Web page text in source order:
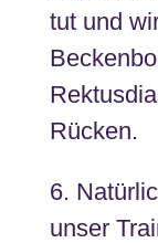
tut und
Rücken.
6.
unser